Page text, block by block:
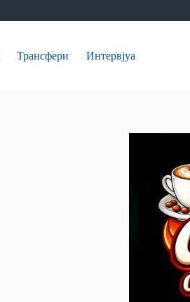
Трансфери Интервјуа